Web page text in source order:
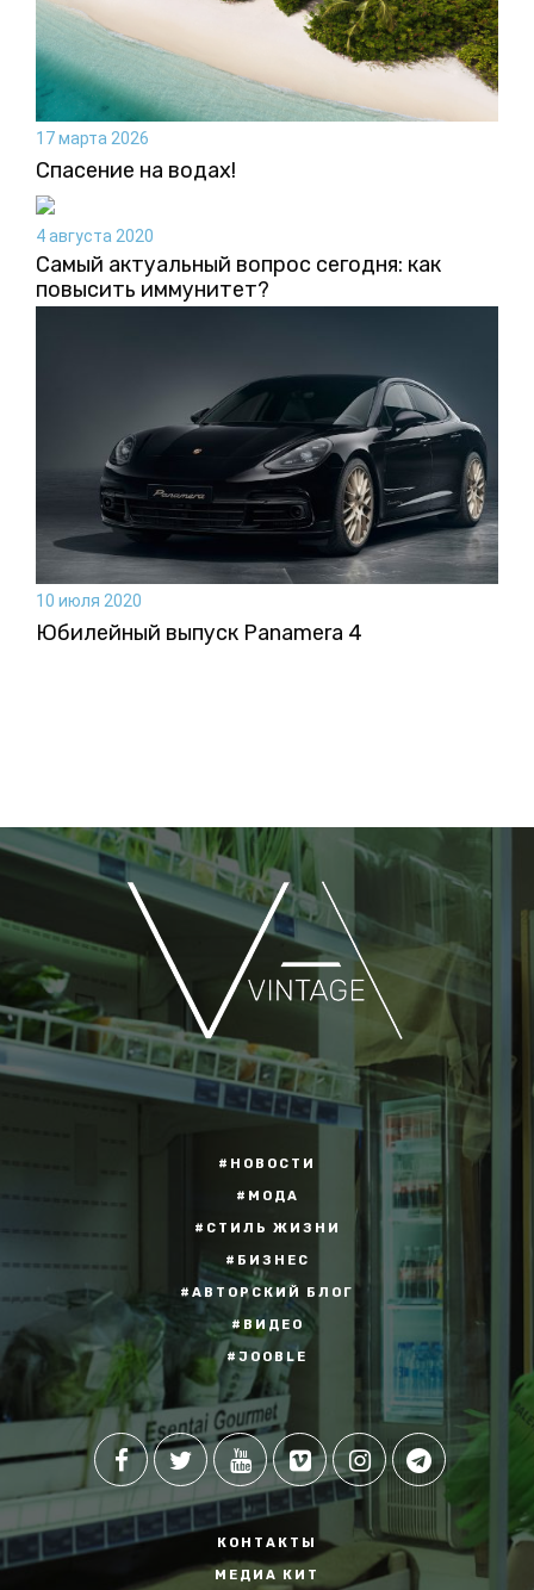
17 марта 2026
Спасение на водах!
4 августа 2020
Самый актуальный вопрос сегодня: как
повысить иммунитет?
10 июля 2020
Юбилейный выпуск Panamera 4
#НОВОСТИ
#МОДА
#СТИЛЬ ЖИЗНИ
#БИЗНЕС
#АВТОРСКИЙ БЛОГ
#ВИДЕО
#JOOBLE
КОНТАКТЫ
МЕДИА КИТ